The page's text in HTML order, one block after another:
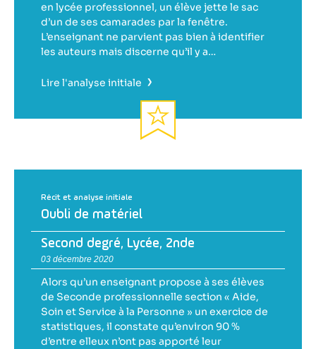
en lycée professionnel, un élève jette le sac
d’un de ses camarades par la fenêtre.
L’enseignant ne parvient pas bien à identifier
les auteurs mais discerne qu’il y a…
Lire l'analyse initiale ›
Récit et analyse initiale
Oubli de matériel
Second degré, Lycée, 2nde
03 décembre 2020
Alors qu’un enseignant propose à ses élèves
de Seconde professionnelle section « Aide,
Soin et Service à la Personne » un exercice de
statistiques, il constate qu’environ 90 %
d’entre elleux n’ont pas apporté leur